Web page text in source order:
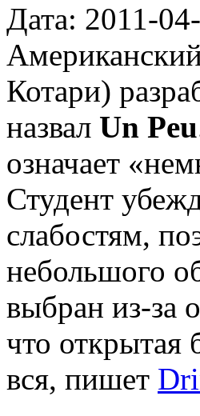
Дата: 2011-
Котари)
назвал Un Peu
означает
Студент
слабостям,
небольшого
выбран из-за
что открытая
вся, пишет